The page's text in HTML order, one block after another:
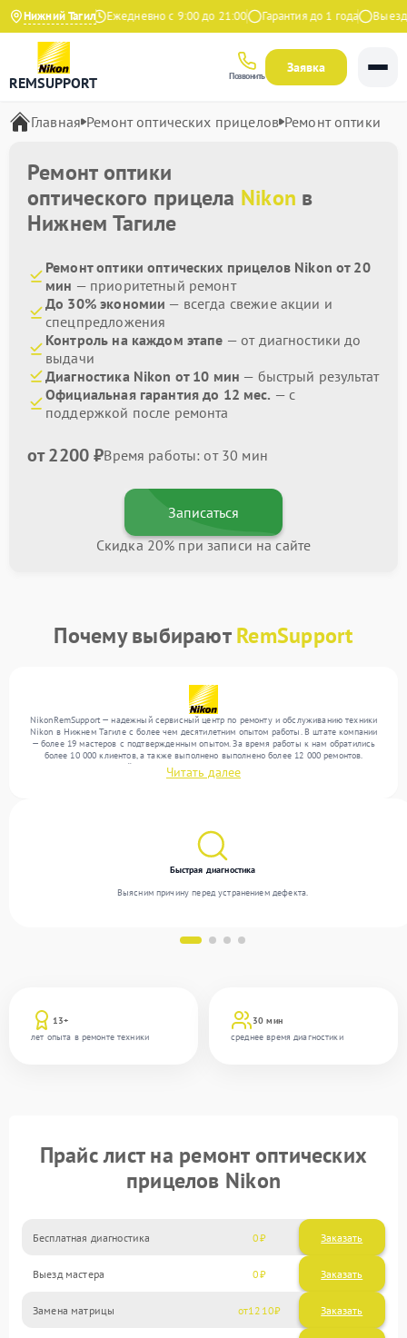
Нижний Тагил
4.9 на Яндекс Ежедневно с 9:00 до 21:00 Гарантия до 1 года Выезд
REMSUPPORT Позвонить
Заявка
Главная Ремонт оптических прицелов Ремонт оптики
Ремонт оптики
оптического прицела Nikon в
Нижнем Тагиле
Ремонт оптики оптических прицелов Nikon от 20
мин — приоритетный ремонт
До 30% экономии — всегда свежие акции и
спецпредложения
Контроль на каждом этапе — от диагностики до
выдачи
Диагностика Nikon от 10 мин — быстрый результат
Официальная гарантия до 12 мес. — с
поддержкой после ремонта
от 2200 ₽Время работы: от 30 мин
Записаться
Скидка 20% при записи на сайте
Почему выбираютRemSupport
NikonRemSupport — надежный сервисный центр по ремонту и обслуживанию техники
Nikon в Нижнем Тагиле с более чем десятилетним опытом работы. В штате компании
— более 19 мастеров с подтвержденным опытом. За время работы к нам обратились
более 10 000 клиентов, а также выполнено выполнено более 12 000 ремонтов.
Ежемесячно в сервисный центр поступает свыше 300 единиц техники, включая , , . Мы
работаем с широким спектром неисправностей и поддерживаем высокий стандарт
Читать далее
13+
лет опыта в ремонте техники
30 мин
среднее время диагностики
Быстрая диагностика
Выясним причину перед устранением дефекта.
Прайс лист на ремонт оптических
прицелов Nikon
Бесплатная диагностика 0 Заказать
Выезд мастера 0 Заказать
Замена матрицы 1210